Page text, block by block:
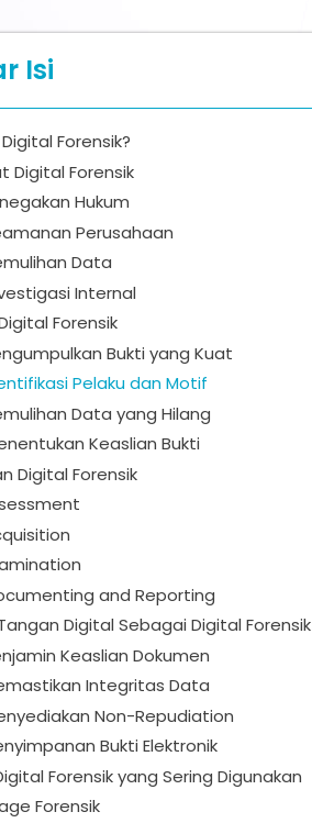
Isi
Forensik?
Digital Forensik
Hukum
Perusahaan
Data
Internal
Forensik
Bukti yang Kuat
Pelaku dan Motif
Data yang Hilang
Keaslian Bukti
Digital Forensik
and Reporting
Digital Sebagai Digital Forensik
Keaslian Dokumen
Integritas Data
Non-Repudiation
Bukti Elektronik
Forensik yang Sering Digunakan
Forensik